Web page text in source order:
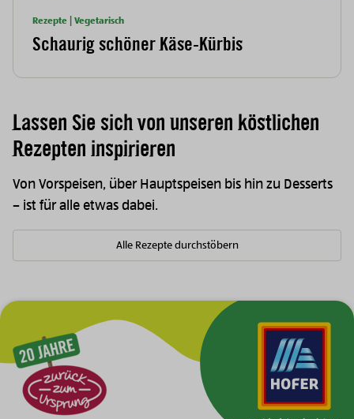
Rezepte | Vegetarisch
Schaurig schöner Käse-Kürbis
Lassen Sie sich von unseren köstlichen
Rezepten inspirieren
Von Vorspeisen, über Hauptspeisen bis hin zu Desserts
– ist für alle etwas dabei.
Alle Rezepte durchstöbern
Zur Hauptnavigation